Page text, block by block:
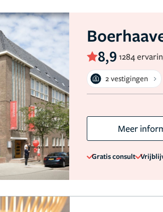
8,9 1284
2 vestigingen
Meer
Gratis consult